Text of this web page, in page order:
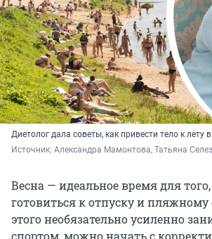
Диетолог дала советы, как привести тело к лету
Источник: Александра Мамонтова, Татьяна
Весна — идеальное время для
готовиться к отпуску и пляжному
этого необязательно усиленно
спортом, можно начать с